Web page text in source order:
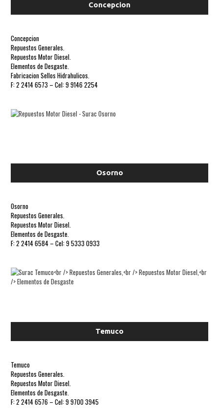
Concepcion
Concepcion
Repuestos Generales.
Repuestos Motor Diesel.
Elementos de Desgaste.
Fabricacion Sellos Hidrahulicos.
F: 2 2414 6573 – Cel: 9 9146 2254
Osorno
Osorno
Repuestos Generales.
Repuestos Motor Diesel.
Elementos de Desgaste.
F: 2 2414 6584 – Cel: 9 5333 0933
Temuco
Temuco
Repuestos Generales.
Repuestos Motor Diesel.
Elementos de Desgaste.
F: 2 2414 6576 – Cel: 9 9700 3945